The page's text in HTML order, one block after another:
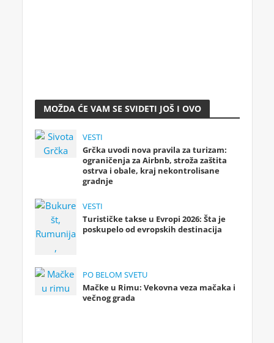
MOŽDA ĆE VAM SE SVIDETI JOŠ I OVO
VESTI
Grčka uvodi nova pravila za turizam:
ograničenja za Airbnb, stroža zaštita
ostrva i obale, kraj nekontrolisane
gradnje
VESTI
Turističke takse u Evropi 2026: Šta je
poskupelo od evropskih destinacija
PO BELOM SVETU
Mačke u Rimu: Vekovna veza mačaka i
večnog grada